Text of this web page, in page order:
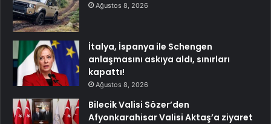
Ağustos 8, 2026
İtalya, İspanya ile Schengen
anlaşmasını askıya aldı, sınırları
kapattı!
Ağustos 8, 2026
Bilecik Valisi Sözer’den
Afyonkarahisar Valisi Aktaş’a ziyaret